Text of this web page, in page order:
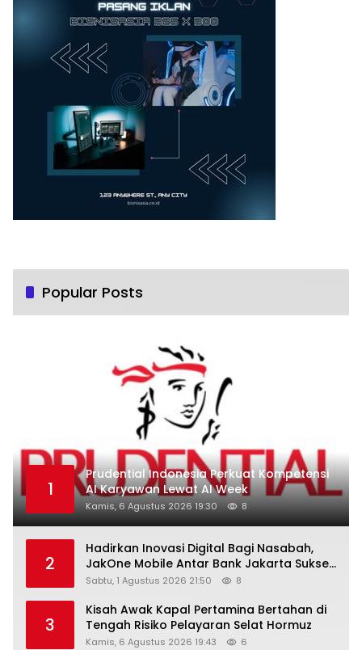
Popular Posts
1
Prudential Indonesia Perkuat Kompetensi
AI Karyawan Lewat AI Week
Kamis, 6 Agustus 2026 19:30 8
2
Hadirkan Inovasi Digital Bagi Nasabah,
JakOne Mobile Antar Bank Jakarta Sukses
Raih Digital Excellence Awards 2026
Sabtu, 1 Agustus 2026 21:50 8
3
Kisah Awak Kapal Pertamina Bertahan di
Tengah Risiko Pelayaran Selat Hormuz
Kamis, 6 Agustus 2026 19:43 6